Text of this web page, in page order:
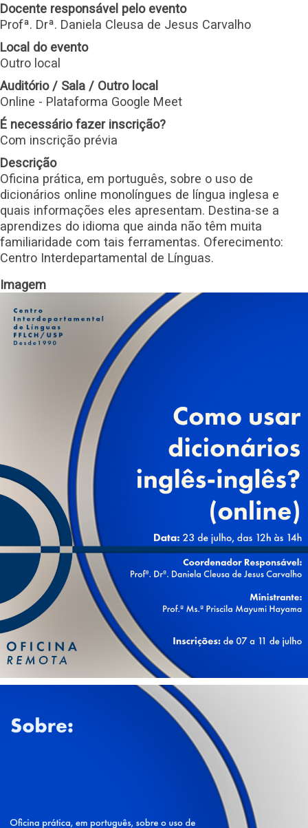
Docente responsável pelo evento
Profª. Drª. Daniela Cleusa de Jesus Carvalho
Local do evento
Outro local
Auditório / Sala / Outro local
Online - Plataforma Google Meet
É necessário fazer inscrição?
Com inscrição prévia
Descrição
Oficina prática, em português, sobre o uso de
dicionários online monolíngues de língua inglesa e
quais informações eles apresentam. Destina-se a
aprendizes do idioma que ainda não têm muita
familiaridade com tais ferramentas. Oferecimento:
Centro Interdepartamental de Línguas.
Imagem